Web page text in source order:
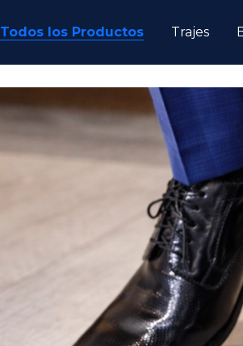
Todos los Productos Trajes